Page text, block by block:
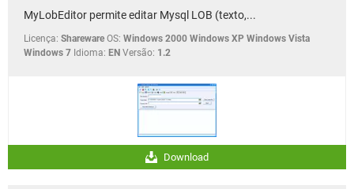
MyLobEditor permite editar Mysql LOB (texto,...
Licença: Shareware OS: Windows 2000 Windows XP Windows Vista
Windows 7 Idioma: EN Versão: 1.2
Download